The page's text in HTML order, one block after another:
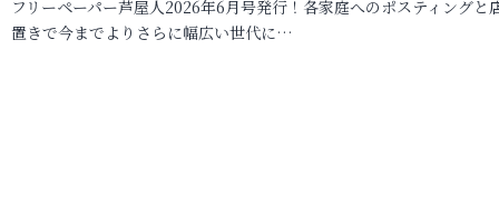
フリーペーパー芦屋人2026年6月号発行！各家庭へのポスティングと
置きで今までよりさらに幅広い世代に…